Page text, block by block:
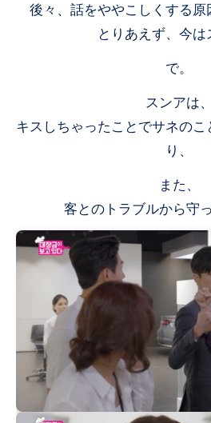
後々、話をややこしくする原
とりあえず、今は
で。
スンアは、
キスしちゃったことでサネの
り、
また、
客とのトラブルから守